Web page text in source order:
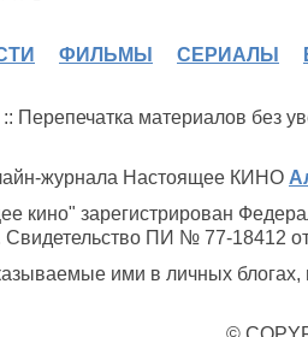
ФИЛЬМЫ СЕРИАЛЫ
Перепечатка материалов без
журнала Настоящее КИНО
кино" зарегистрирован
Свидетельство ПИ № 77-18412
ими в личных блогах,